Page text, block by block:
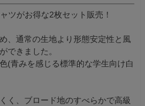
ツがお得な2枚セット販売！
、通常の生地より形態安定性と風
できました。
(青みを感じる標準的な学生向け白
く、ブロード地のすべらかで高級